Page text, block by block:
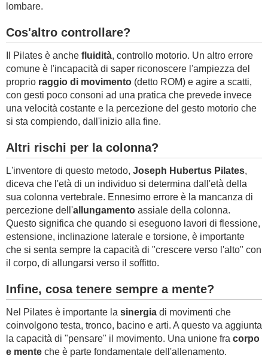
lombare.
Cos'altro controllare?
Il Pilates è anche fluidità, controllo motorio. Un altro errore
comune è l'incapacità di saper riconoscere l'ampiezza del
proprio raggio di movimento (detto ROM) e agire a scatti,
con gesti poco consoni ad una pratica che prevede invece
una velocità costante e la percezione del gesto motorio che
si sta compiendo, dall'inizio alla fine.
Altri rischi per la colonna?
L'inventore di questo metodo, Joseph Hubertus Pilates,
diceva che l'età di un individuo si determina dall'età della
sua colonna vertebrale. Ennesimo errore è la mancanza di
percezione dell'allungamento assiale della colonna.
Questo significa che quando si eseguono lavori di flessione,
estensione, inclinazione laterale e torsione, è importante
che si senta sempre la capacità di "crescere verso l'alto" con
il corpo, di allungarsi verso il soffitto.
Infine, cosa tenere sempre a mente?
Nel Pilates è importante la sinergia di movimenti che
coinvolgono testa, tronco, bacino e arti. A questo va aggiunta
la capacità di "pensare" il movimento. Una unione fra corpo
e mente che è parte fondamentale dell'allenamento.